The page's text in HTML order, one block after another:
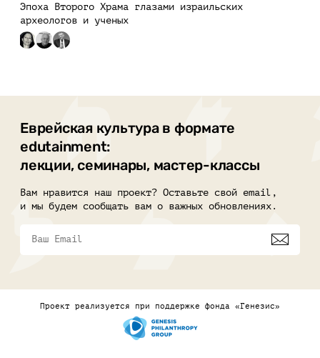
Эпоха Второго Храма глазами израильских
археологов и ученых
Еврейская культура в формате
edutainment:
лекции, семинары, мастер-классы
Вам нравится наш проект? Оставьте свой email,
и мы будем сообщать вам о важных обновлениях.
Проект реализуется при поддержке фонда «Генезис»